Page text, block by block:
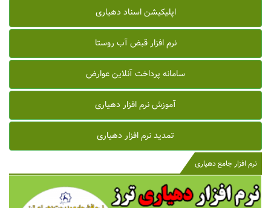
اپلیکیشن اسناد دهیاری
نرم افزار قبض آب روستا
سامانه پرداخت آنلاین عوارض
آموزش نرم افزار دهیاری
تمدید نرم افزار دهیاری
نرم افزار جامع دهیاری